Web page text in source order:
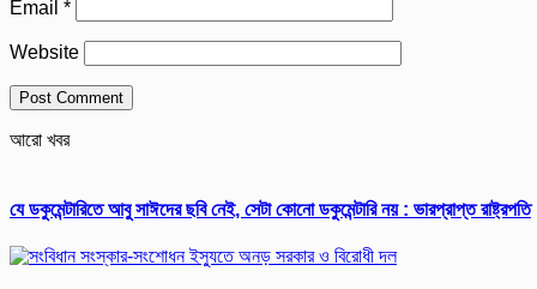
Email *
Website
আরো খবর
যে ডকুমেন্টারিতে আবু সাঈদের ছবি নেই, সেটা কোনো ডকুমেন্টারি নয় : ভারপ্রাপ্ত রাষ্ট্রপতি